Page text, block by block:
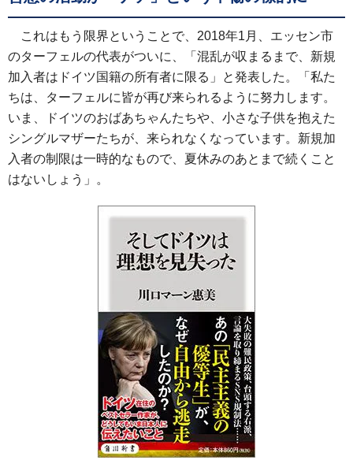
これはもう限界ということで、2018年1月、エッセン市
のターフェルの代表がついに、「混乱が収まるまで、新規
加入者はドイツ国籍の所有者に限る」と発表した。「私た
ちは、ターフェルに皆が再び来られるように努力します。
いま、ドイツのおばあちゃんたちや、小さな子供を抱えた
シングルマザーたちが、来られなくなっています。新規加
入者の制限は一時的なもので、夏休みのあとまで続くこと
はないしょう」。